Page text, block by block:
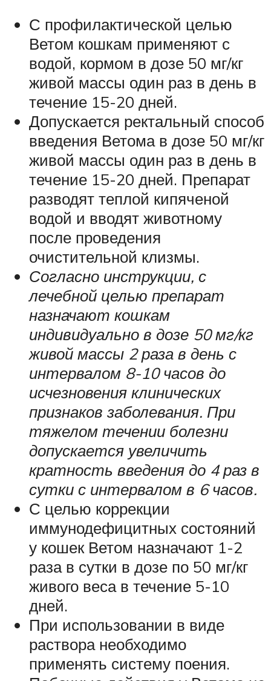
С профилактической целью
Ветом кошкам применяют с
водой, кормом в дозе 50 мг/кг
живой массы один раз в день в
течение 15-20 дней.
Допускается ректальный способ
введения Ветома в дозе 50 мг/кг
живой массы один раз в день в
течение 15-20 дней. Препарат
разводят теплой кипяченой
водой и вводят животному
после проведения
очистительной клизмы.
Согласно инструкции, с
лечебной целью препарат
назначают кошкам
индивидуально в дозе 50 мг/кг
живой массы 2 раза в день с
интервалом 8-10 часов до
исчезновения клинических
признаков заболевания. При
тяжелом течении болезни
допускается увеличить
кратность введения до 4 раз в
сутки с интервалом в 6 часов.
С целью коррекции
иммунодефицитных состояний
у кошек Ветом назначают 1-2
раза в сутки в дозе по 50 мг/кг
живого веса в течение 5-10
дней.
При использовании в виде
раствора необходимо
применять систему поения.